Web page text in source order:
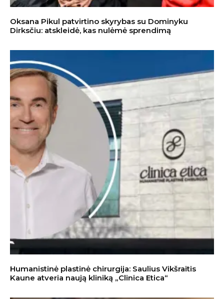
Oksana Pikul patvirtino skyrybas su Dominyku
Dirksčiu: atskleidė, kas nulėmė sprendimą
Humanistinė plastinė chirurgija: Saulius Vikšraitis
Kaune atveria naują kliniką „Clinica Etica“